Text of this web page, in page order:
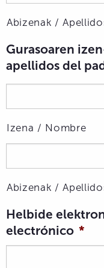
Abizenak /
Gurasoaren
apellidos del
Izena / Nombre
Abizenak /
Helbide
electrónico *